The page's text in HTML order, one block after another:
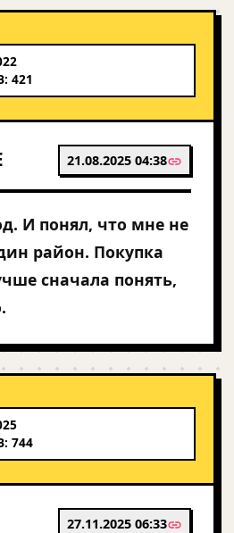
421
21.08.2025 04:38
И понял, что мне не
район. Покупка
сначала понять,
744
27.11.2025 06:33